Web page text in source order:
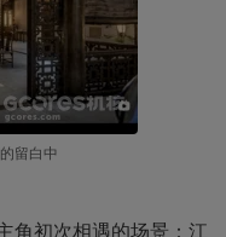
留白中
角初次相遇的场景：江